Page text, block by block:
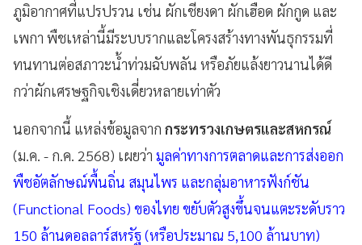
ภูมิอากาศที่แปรปรวน เช่น ผักเชียงดา ผักเฮือด ผักกูด และ
เพกา พืชเหล่านี้มีระบบรากและโครงสร้างทางพันธุกรรมที่
ทนทานต่อสภาวะน้ำท่วมฉับพลัน หรือภัยแล้งยาวนานได้ดี
กว่าผักเศรษฐกิจเชิงเดี่ยวหลายเท่าตัว
นอกจากนี้ แหล่งข้อมูลจาก กระทรวงเกษตรและสหกรณ์
(ม.ค. - ก.ค. 2568) เผยว่า มูลค่าทางการตลาดและการส่งออก
พืชอัตลักษณ์พื้นถิ่น สมุนไพร และกลุ่มอาหารฟังก์ชัน
(Functional Foods) ของไทย ขยับตัวสูงขึ้นจนแตะระดับราว
150 ล้านดอลลาร์สหรัฐ (หรือประมาณ 5,100 ล้านบาท)